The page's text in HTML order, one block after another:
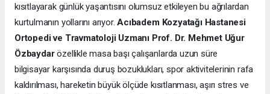
kısıtlayarak günlük yaşantısını olumsuz etkileyen bu ağrılardan
kurtulmanın yollarını arıyor.Acıbadem Kozyatağı Hastanesi
Ortopedi ve Travmatoloji Uzmanı Prof. Dr. Mehmet Uğur
Özbaydarözellikle masa başı çalışanlarda uzun süre
bilgisayar karşısında duruş bozuklukları, spor aktivitelerinin rafa
kaldırılması, hareketin büyük ölçüde kısıtlanması, aşırı stres ve